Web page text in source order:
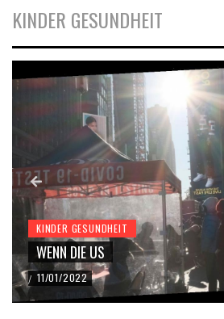
KINDER GESUNDHEIT
KINDER GESUNDHEIT
WENN DIE US
/ 11/01/2022